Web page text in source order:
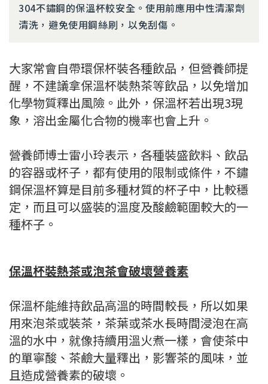
304不鏽鋼的保溫杯較安全。使用前應用中性清潔劑
清洗，避免使用鋼絲刷，以免刮傷。
大家常會自帶環保杯裝各種飲品，但營養師提
醒，不建議拿保溫杯裝熱茶等飲品，以免增加
化學物質釋出風險。此外，保溫杯若出現3現
象，溶出金屬化合物的機率也會上升。
營養師博士雷小玲表示，各種裝盛飲料、飲品
的容器或杯子，都有使用的限制或條件，不鏽
鋼保溫杯算是目前多種材質的杯子中，比較穩
定，而且可以盛裝的溫度及酸鹼範圍較大的一
種杯子。
保溫杯裝熱茶或泡茶會破壞營養素
保溫杯能維持飲品高溫的時間較長，所以如果
用來泡茶或裝茶，茶葉或茶水長時間浸泡在高
溫的水中，就像持續用溫火煮一樣，會使茶中
的單寧酸、茶鹼大量釋出，影響茶的風味，並
且造成營養素的破壞。